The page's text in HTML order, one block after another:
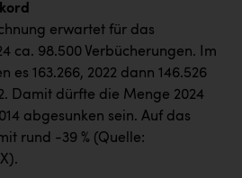
erwartet für das
ca. 98.500 Verbücherungen. Im
es 163.266, 2022 dann 146.526
Damit dürfte die Menge 2024
abgesunken sein. Auf das
rund -39 % (Quelle: